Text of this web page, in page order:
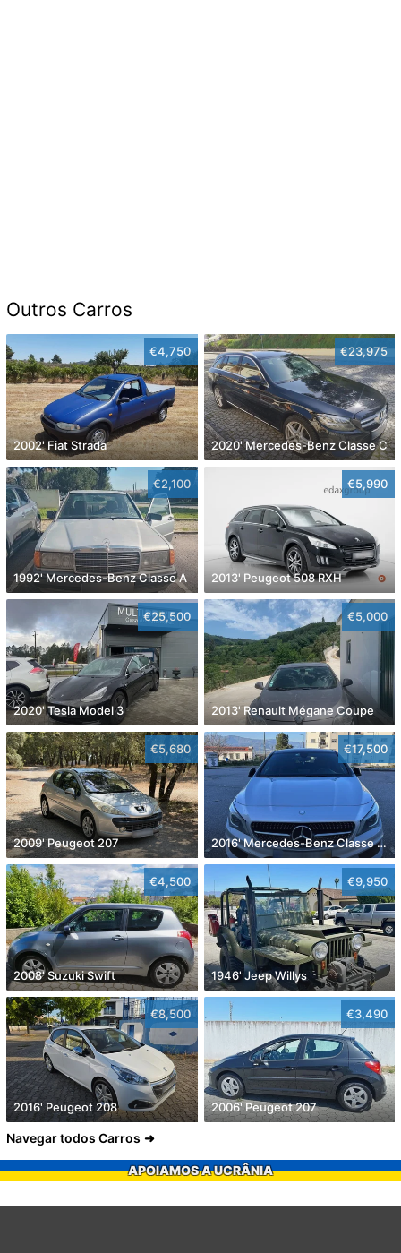
Outros Carros
€4,750
2002' Fiat Strada
€23,975
2020' Mercedes-Benz Classe C
€2,100
1992' Mercedes-Benz Classe A
€5,990
2013' Peugeot 508 RXH
€25,500
2020' Tesla Model 3
€5,000
2013' Renault Mégane Coupe
€5,680
2009' Peugeot 207
€17,500
2016' Mercedes-Benz Classe Cla
€4,500
2008' Suzuki Swift
€9,950
1946' Jeep Willys
€8,500
2016' Peugeot 208
€3,490
2006' Peugeot 207
Navegar todos Carros
APOIAMOS A UCRÂNIA